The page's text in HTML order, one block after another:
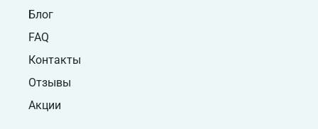
Блог
FAQ
Контакты
Отзывы
Акции